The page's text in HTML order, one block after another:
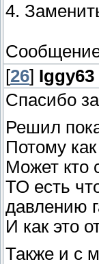
4.
[26] Iggy63
Спасибо
Решил
Потому
Может кто
ТО есть
давлению
И как это
Также и с